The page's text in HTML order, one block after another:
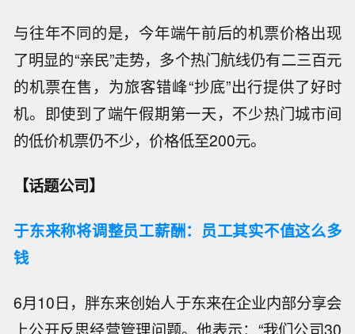
与往年不同的是，今年端午前后的机票价格出现
了明显的“亲民”走势，多个热门航线仍有二三百元
的机票在售，为旅客错峰“抄底”出行提供了好时
机。即使到了端午假期第一天，不少热门城市间
的低价机票仍不少，价格低至200元。
【话题公司】
于东来称将调整员工薪酬：员工其实不值这么多
钱
6月10日，胖东来创始人于东来在企业内部分享会
上公开反思经营管理问题。他表示：“我们公司30